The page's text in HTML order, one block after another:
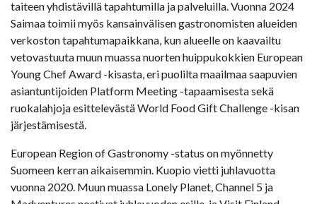
taiteen yhdistävillä tapahtumilla ja palveluilla. Vuonna 2024
Saimaa toimii myös kansainvälisen gastronomisten alueiden
verkoston tapahtumapaikkana, kun alueelle on kaavailtu
vetovastuuta muun muassa nuorten huippukokkien European
Young Chef Award -kisasta, eri puolilta maailmaa saapuvien
asiantuntijoiden Platform Meeting -tapaamisesta sekä
ruokalahjoja esittelevästä World Food Gift Challenge -kisan
järjestämisestä.
European Region of Gastronomy -status on myönnetty
Suomeen kerran aikaisemmin. Kuopio vietti juhlavuotta
vuonna 2020. Muun muassa Lonely Planet, Channel 5 ja